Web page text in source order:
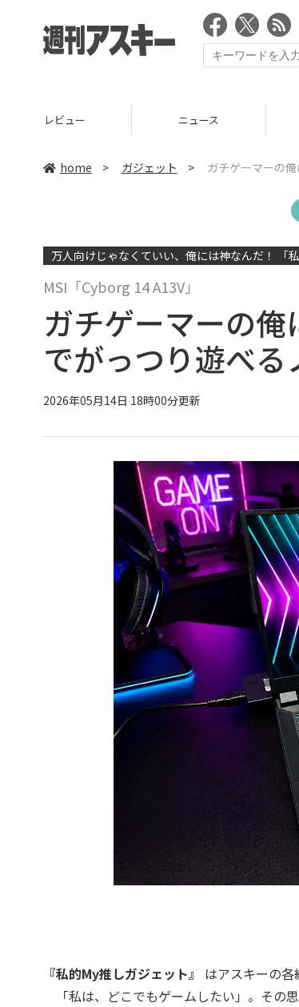
ニュース ガジェット
home > ガジェット > ガチゲーマーの
万人向けじゃなくていい、俺には神なんだ！ 「
MSI「Cyborg 14 A13V」
ガチゲーマーの
でがっつり遊べる
2026年05月14日 18時00分更新
『私的My推しガジェット』
はアスキーの各
「私は、どこでもゲームしたい」。その